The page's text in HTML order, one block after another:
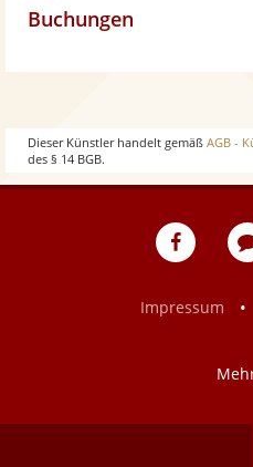
Buchungen
Dieser Künstler handelt gemäß AGB -
des § 14 BGB.
Impressum
•